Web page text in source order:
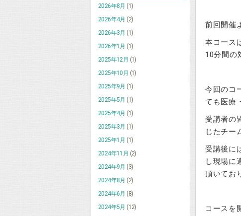
2026年8月 (1)
2026年4月 (2)
2026年3月 (1)
2026年1月 (1)
2025年12月 (1)
2025年10月 (1)
2025年9月 (1)
2025年5月 (1)
2025年4月 (1)
2025年3月 (1)
2025年1月 (1)
2024年11月 (2)
2024年9月 (3)
2024年8月 (2)
2024年6月 (8)
2024年5月 (12)
前回開催
本コース
10分間の
今回のコ
ても医療
受講者の
じたチー
受講後に
し現場に
頂いてお
コースを